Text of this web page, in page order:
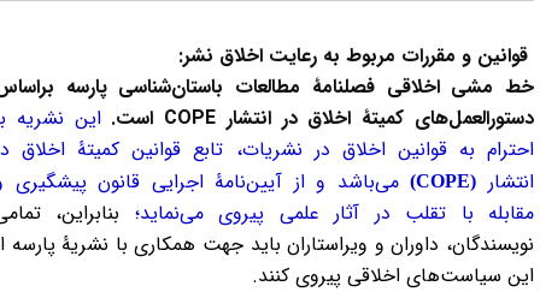
قوانین و مقررات مربوط به رعایت اخلاق نشر:
مشی اخلاقی فصلنامۀ مطالعات باستان‌شناسی پارسه براساس
کمیتۀ اخلاق در انتشارCOPEاست. این نشریه با
به قوانین اخلاق در نشریات، تابع قوانین کمیتۀ اخلاق در
می‌باشد و از آیین‌نامۀ اجرایی قانون پیشگیری و
با تقلب در آثار علمی پیروی می‌نماید؛ بنابراین، تمامی
داوران و ویراستاران باید جهت همکاری با نشریۀ پارسه از
سیاست‌های اخلاقی پیروی کنند.